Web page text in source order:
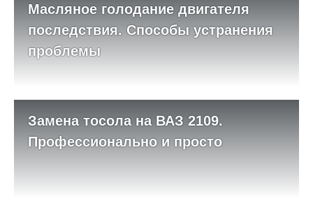
Масляное голодание двигателя
последствия. Способы устранения
проблемы
Замена тосола на ВАЗ 2109.
Профессионально и просто